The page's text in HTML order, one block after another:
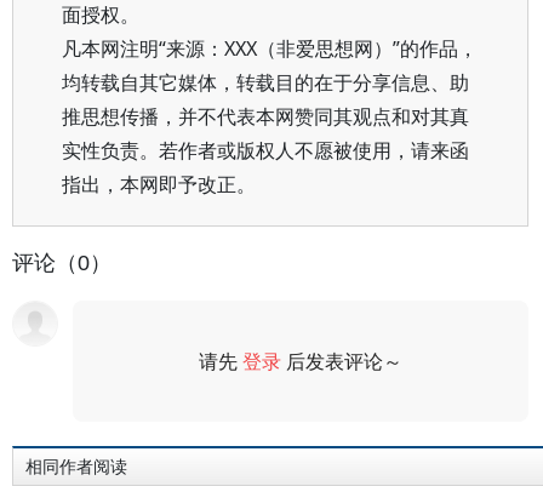
面授权。
凡本网注明“来源：XXX（非爱思想网）”的作品，
均转载自其它媒体，转载目的在于分享信息、助
推思想传播，并不代表本网赞同其观点和对其真
实性负责。若作者或版权人不愿被使用，请来函
指出，本网即予改正。
评论（0）
请先登录 后发表评论～
相同作者阅读